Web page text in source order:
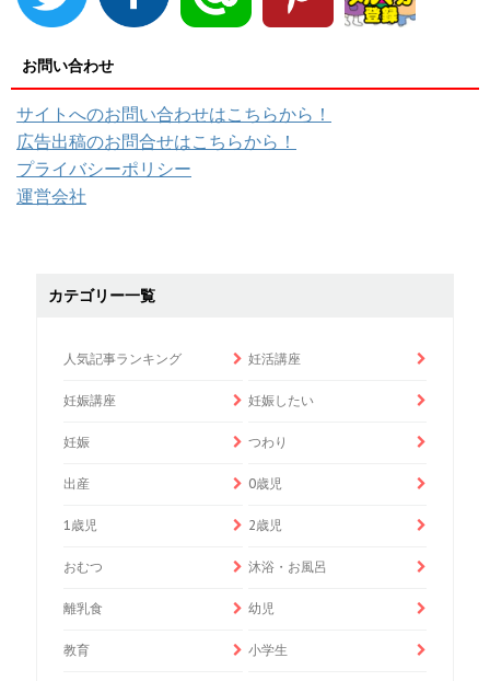
お問い合わせ
サイトへのお問い合わせはこちらから！
広告出稿のお問合せはこちらから！
プライバシーポリシー
運営会社
カテゴリー一覧
人気記事ランキング 妊活講座
妊娠講座 妊娠したい
妊娠 つわり
出産 0歳児
1歳児 2歳児
おむつ 沐浴・お風呂
離乳食 幼児
教育 小学生